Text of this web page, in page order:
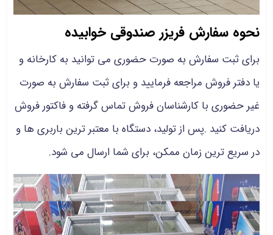
نحوه سفارش فریزر صندوقی خوابیده
برای ثبت سفارش به صورت حضوری می توانید به کارخانه و
یا دفتر فروش مراجعه فرمایید و برای ثبت سفارش به صورت
غیر حضوری با کارشناسان فروش تماس گرفته و فاکتور فروش
دریافت کنید .پس از تولید، دستگاه با معتبر ترین باربری ها و
در سریع ترین زمان ممکن، برای شما ارسال می شود.